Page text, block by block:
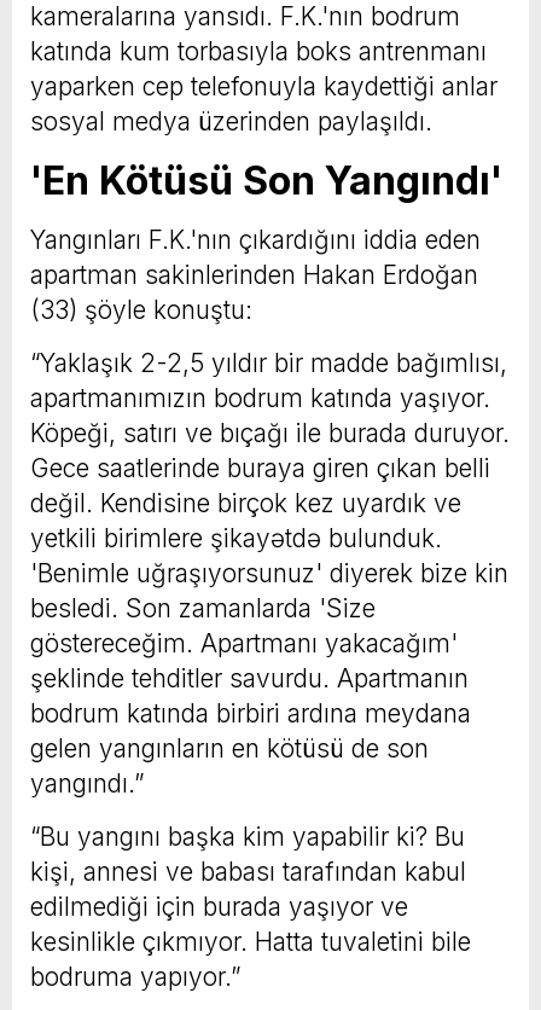
kameralarına yansıdı. F.K.'nın bodrum
katında kum torbasıyla boks antrenmanı
yaparken cep telefonuyla kaydettiği anlar
sosyal medya üzerinden paylaşıldı.
'En Kötüsü Son Yangındı'
Yangınları F.K.'nın çıkardığını iddia eden
apartman sakinlerinden Hakan Erdoğan
(33) şöyle konuştu:
“Yaklaşık 2-2,5 yıldır bir madde bağımlısı,
apartmanımızın bodrum katında yaşıyor.
Köpeği, satırı ve bıçağı ile burada duruyor.
Gece saatlerinde buraya giren çıkan belli
değil. Kendisine birçok kez uyardık ve
yetkili birimlere şikayətdə bulunduk.
'Benimle uğraşıyorsunuz' diyerek bize kin
besledi. Son zamanlarda 'Size
göstereceğim. Apartmanı yakacağım'
şeklinde tehditler savurdu. Apartmanın
bodrum katında birbiri ardına meydana
gelen yangınların en kötüsü de son
yangındı.”
“Bu yangını başka kim yapabilir ki? Bu
kişi, annesi ve babası tarafından kabul
edilmediği için burada yaşıyor ve
kesinlikle çıkmıyor. Hatta tuvaletini bile
bodruma yapıyor.”